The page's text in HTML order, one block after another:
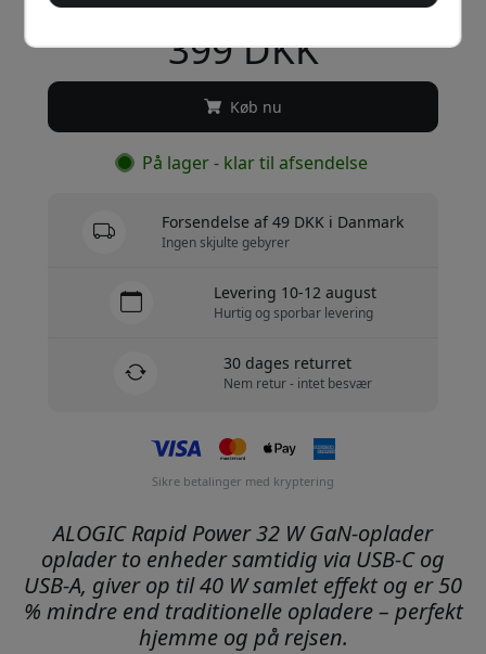
Anbefalet pris
399 DKK
Køb nu
På lager - klar til afsendelse
Forsendelse af 49 DKK i Danmark
Ingen skjulte gebyrer
Levering 10-12 august
Hurtig og sporbar levering
30 dages returret
Nem retur - intet besvær
Sikre betalinger med kryptering
ALOGIC Rapid Power 32 W GaN-oplader
oplader to enheder samtidig via USB-C og
USB-A, giver op til 40 W samlet effekt og er 50
% mindre end traditionelle opladere – perfekt
hjemme og på rejsen.